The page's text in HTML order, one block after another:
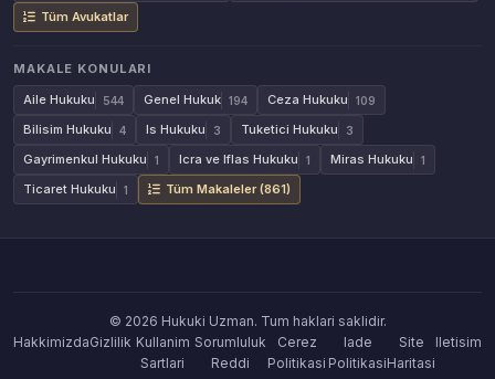
Tüm Avukatlar
MAKALE KONULARI
Aile Hukuku
544 Genel Hukuk 194 Ceza Hukuku 109
Bilisim Hukuku 4 Is Hukuku 3 Tuketici Hukuku 3
Gayrimenkul Hukuku 1 Icra ve Iflas Hukuku 1 Miras Hukuku 1
Ticaret Hukuku 1 Tüm Makaleler (861)
© 2026 Hukuki Uzman. Tum haklari saklidir.
HakkimizdaGizlilik Kullanim
Sartlari
Sorumluluk
Reddi
Cerez
Politikasi
Iade
Politikasi
Site
Haritasi
Iletisim